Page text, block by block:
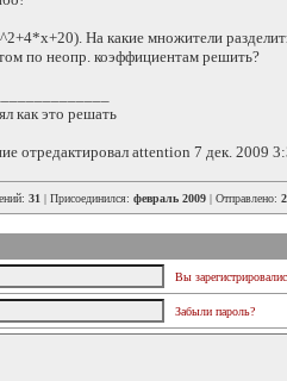
На какие множители
по неопр. коэффициентам решить?
как это решать
отредактировал attention 7 дек. 2009
31 | Присоединился: февраль 2009 | Отправлено:
Вы
Забыли пароль?